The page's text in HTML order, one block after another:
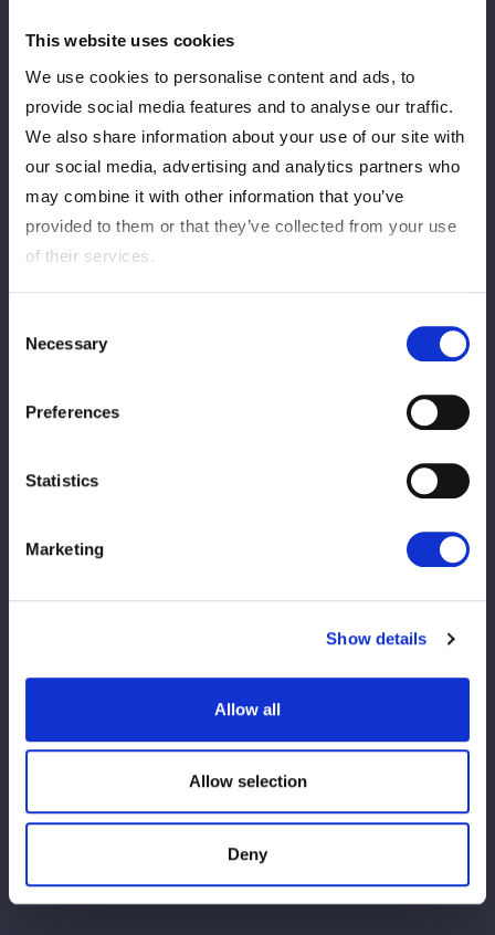
This website uses cookies
We use cookies to personalise content and ads, to
provide social media features and to analyse our traffic.
We also share information about your use of our site with
our social media, advertising and analytics partners who
may combine it with other information that you’ve
provided to them or that they’ve collected from your use
of their services.
Selection
Necessary
Preferences
Statistics
Marketing
Show details
Allow all
Allow selection
Deny
ーやドロップキックで攻め立てたが、ビーの牙城は崩せずファル
コンアローに撃沈。6月30日の後楽園大会で「最終審査」（なつ
ぽい＆安納サオリ＆水森由菜vsさくらあや＆玖麗さやか＆金屋）
を控える金屋は「30日、何がなんでもコズエン見習いからコズ
ていきます。何がなんでも正規メンバーになります」と誓った